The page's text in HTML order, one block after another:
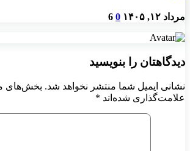
مرداد ۱۲, ۱۴۰۵ 0
6
دیدگاهتان را بنویسید
نشانی ایمیل شما منتشر نخواهد شد. بخش‌های
علامت‌گذاری شده‌اند *